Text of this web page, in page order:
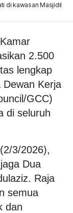
di kawasan Masjidil
2.500
lengkap
Kerja
GCC)
di seluruh
3/2026),
Dua
Raja
semua
dan